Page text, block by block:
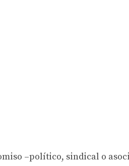
–político, sindical o